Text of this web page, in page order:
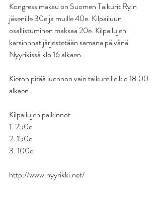
Kongressimaksu on Suomen Taikurit Ry:n
jäsenille 30e ja muille 40e. Kilpailuun
osallistuminen maksaa 20e. Kilpailujen
karsinnnat järjestetään samana päivänä
Nyyrikissä klo 16 alkaen.
Kieron pitää luennon vain taikureille klo 18.00
alkaen.
Kilpailujen palkinnot:
1. 250e
2. 150e
3. 100e
http://www.nyyrikki.net/